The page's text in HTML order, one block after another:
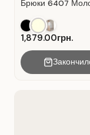
Брюки 6407
1,879.00грн.